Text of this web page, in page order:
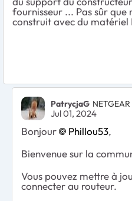
fournisseur ... Pas sûr
construit avec du matériel
PatrycjaG
Jul 01, 2024
Bonjour Phillou53,
Bienvenue sur la
Vous pouvez mettre à
connecter au routeur.